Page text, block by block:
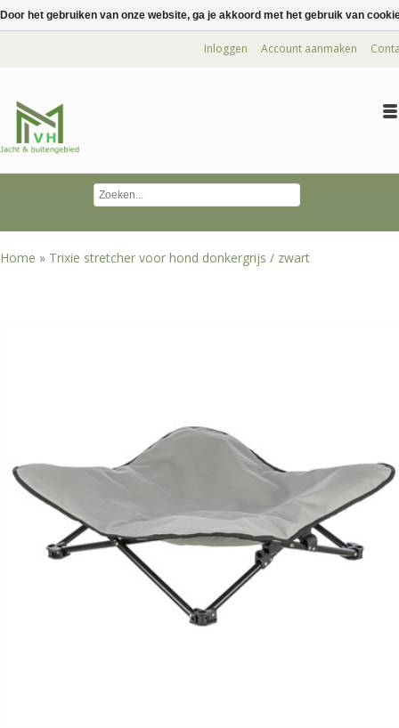
Inloggen Account aanmaken
Home » Trixie stretcher voor hond donkergrijs / zwart
Door het gebruiken van onze website, ga je akkoord met het gebruik van